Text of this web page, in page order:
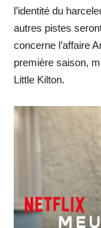
l’identité du
autres pistes
concerne l’affaire
première saison,
Little Kilton.